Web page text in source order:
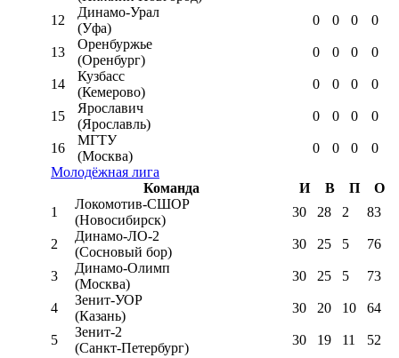
12
Динамо-Урал
(Уфа)
0 0 0 0
13
Оренбуржье
(Оренбург)
0 0 0 0
14
Кузбасс
(Кемерово)
0 0 0 0
15
Ярославич
(Ярославль)
0 0 0 0
16
МГТУ
(Москва)
0 0 0
0
Молодёжная лига
Команда
И В П
О
1
Локомотив-CШОР
(Новосибирск)
30 28 2 83
2
Динамо-ЛО-2
(Сосновый бор)
30 25 5 76
3
Динамо-Олимп
(Москва)
30 25 5 73
4
Зенит-УОР
(Казань)
30 20 10 64
5
Зенит-2
(Санкт-Петербург)
30 19 11 52